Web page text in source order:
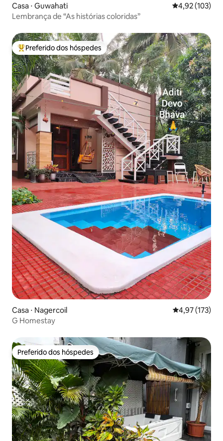
Casa ⋅ Guwahati 4,92 de uma
4,92 (103)
Lembrança de “As histórias coloridas”
Entre os melhores preferidos dos hóspedes
Preferido dos hóspedes
Casa ⋅ Nagercoil 4,97 de uma
4,97 (173)
G Homestay
Preferido dos hóspedes
Preferido dos hóspedes